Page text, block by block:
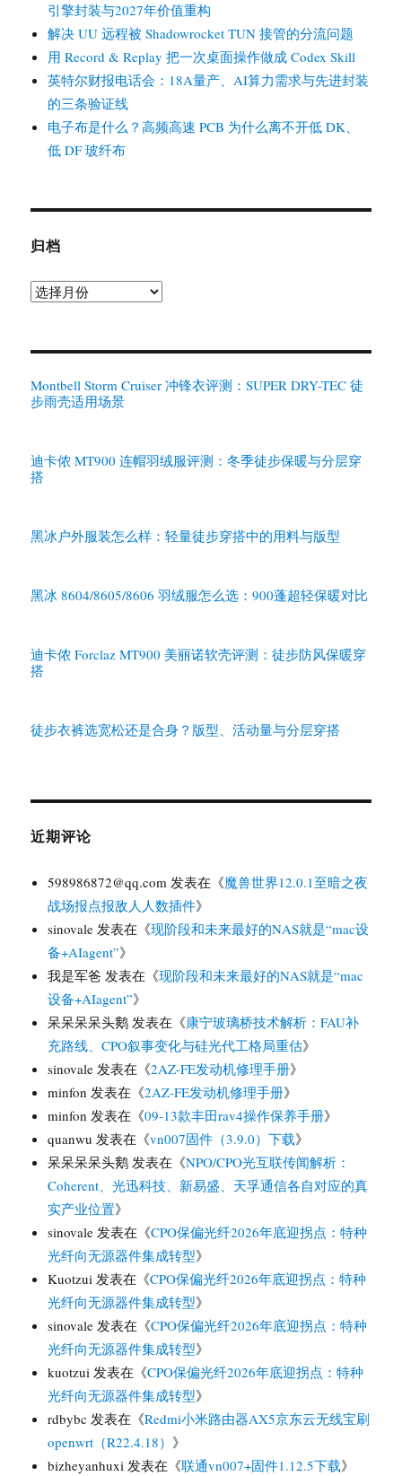
引擎封装与2027年价值重构
解决 UU 远程被 Shadowrocket TUN 接管的分流问题
用 Record & Replay 把一次桌面操作做成 Codex Skill
英特尔财报电话会：18A量产、AI算力需求与先进封装
的三条验证线
电子布是什么？高频高速 PCB 为什么离不开低 DK、
低 DF 玻纤布
归档
归
Montbell Storm Cruiser 冲锋衣评测：SUPER DRY-TEC 徒
步雨壳适用场景
迪卡侬 MT900 连帽羽绒服评测：冬季徒步保暖与分层穿
搭
黑冰户外服装怎么样：轻量徒步穿搭中的用料与版型
黑冰 8604/8605/8606 羽绒服怎么选：900蓬超轻保暖对比
迪卡侬 Forclaz MT900 美丽诺软壳评测：徒步防风保暖穿
搭
徒步衣裤选宽松还是合身？版型、活动量与分层穿搭
近期评论
598986872@qq.com 发表在《魔兽世界12.0.1至暗之夜
战场报点报敌人人数插件》
sinovale 发表在《现阶段和未来最好的NAS就是“mac设
备+AIagent”》
我是军爸 发表在《现阶段和未来最好的NAS就是“mac
设备+AIagent”》
呆呆呆呆头鹅 发表在《康宁玻璃桥技术解析：FAU补
充路线、CPO叙事变化与硅光代工格局重估》
sinovale 发表在《2AZ-FE发动机修理手册》
minfon 发表在《2AZ-FE发动机修理手册》
minfon 发表在《09-13款丰田rav4操作保养手册》
quanwu 发表在《vn007固件（3.9.0）下载》
呆呆呆呆头鹅 发表在《NPO/CPO光互联传闻解析：
Coherent、光迅科技、新易盛、天孚通信各自对应的真
实产业位置》
sinovale 发表在《CPO保偏光纤2026年底迎拐点：特种
光纤向无源器件集成转型》
Kuotzui 发表在《CPO保偏光纤2026年底迎拐点：特种
光纤向无源器件集成转型》
sinovale 发表在《CPO保偏光纤2026年底迎拐点：特种
光纤向无源器件集成转型》
kuotzui 发表在《CPO保偏光纤2026年底迎拐点：特种
光纤向无源器件集成转型》
rdbybc 发表在《Redmi小米路由器AX5京东云无线宝刷
openwrt（R22.4.18） 》
bizheyanhuxi 发表在《联通vn007+固件1.12.5下载》